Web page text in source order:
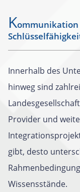
K
Innerhalb des
hinweg sind
Provider und
gibt, desto
Wissensstände.